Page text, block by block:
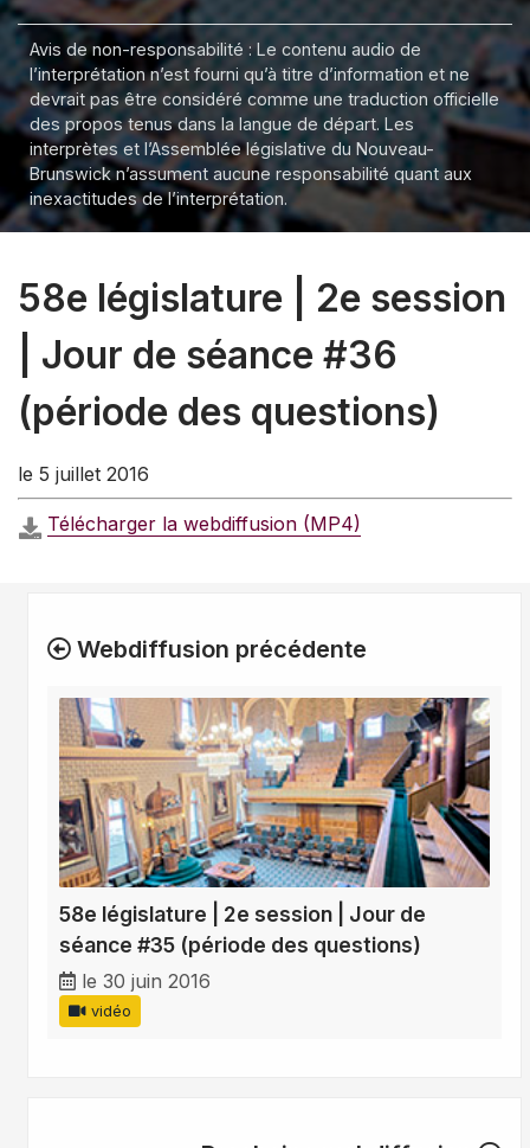
Avis de non-responsabilité : Le contenu audio de
l’interprétation n’est fourni qu’à titre d’information et ne
devrait pas être considéré comme une traduction officielle
des propos tenus dans la langue de départ. Les
interprètes et l’Assemblée législative du Nouveau-
Brunswick n’assument aucune responsabilité quant aux
inexactitudes de l’interprétation.
58e législature | 2e session
| Jour de séance #36
(période des questions)
le 5 juillet 2016
Télécharger la webdiffusion (MP4)
Webdiffusion précédente
58e législature | 2e session | Jour de
séance #35 (période des questions)
le 30 juin 2016
vidéo